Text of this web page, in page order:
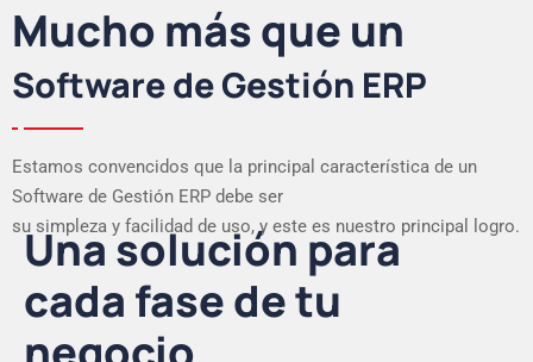
Mucho más que un
Software de Gestión ERP
Estamos convencidos que la principal característica de un
Software de Gestión ERP debe ser
su simpleza y facilidad de uso, y este es nuestro principal logro.
Una solución para
cada fase de tu